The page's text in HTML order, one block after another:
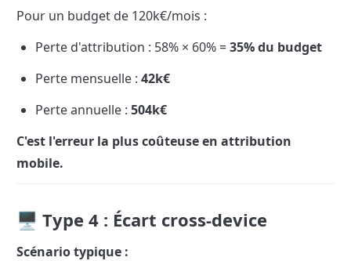
Pour un budget de 120k€/mois :
Perte d'attribution : 58% × 60% = 35% du budget
Perte mensuelle : 42k€
Perte annuelle : 504k€
C'est l'erreur la plus coûteuse en attribution
mobile.
🖥️ Type 4 : Écart cross-device
Scénario typique :